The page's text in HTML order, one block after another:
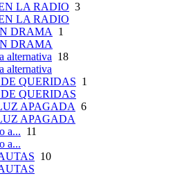
LA RADIO 3
LA RADIO
DRAMA
1
DRAMA
alternativa 18
alternativa
QUERIDAS 1
QUERIDAS
APAGADA 6
APAGADA
a... 11
a...
10